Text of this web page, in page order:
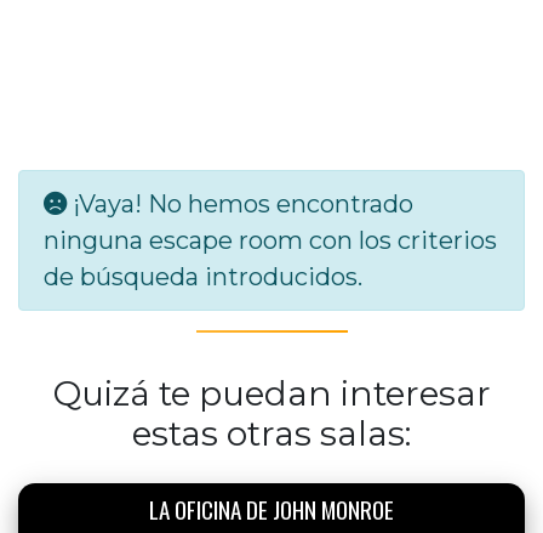
¡Vaya! No hemos encontrado
ninguna escape room con los criterios
de búsqueda introducidos.
Quizá te puedan interesar
estas otras salas:
LA OFICINA DE JOHN MONROE